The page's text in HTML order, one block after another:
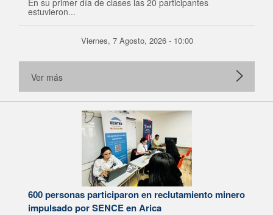
En su primer día de clases las 20 participantes
estuvieron...
Viernes, 7 Agosto, 2026 - 10:00
Ver más
600 personas participaron en reclutamiento minero
impulsado por SENCE en Arica